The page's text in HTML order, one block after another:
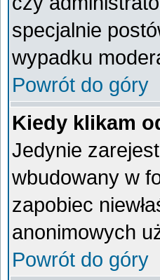
specjalnie
wypadku
Powrót do góry
Kiedy klikam
Jedynie
wbudowany w
zapobiec
anonimowych
Powrót do góry